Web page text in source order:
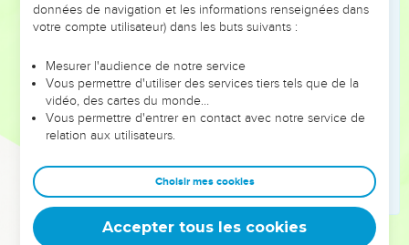
l’argent. »
Eh bien, vous ne savez pas ce que votre vie sera demain !
Vous êtes, en effet, comme un léger brouillard qui apparaît
pour un instant et disparaît ensuite.
Voici bien plutôt ce que vous devriez dire : « Si le
Seigneur le veut, nous vivrons et nous ferons ceci ou cela. »
orgueil de ce genre est mauvais.
Si donc quelqu’un sait comment faire le bien et ne le fait
pas, il se rend coupable de péché.
données de navigation et les informations renseignées dans
votre compte utilisateur) dans les buts suivants :
Mesurer l'audience de notre service
Vous permettre d'utiliser des services tiers tels que de la
vidéo, des cartes du monde…
Vous permettre d'entrer en contact avec notre service de
relation aux utilisateurs.
Choisir mes cookies
Accepter tous les cookies